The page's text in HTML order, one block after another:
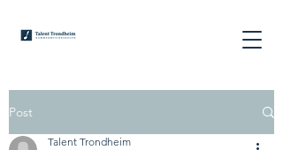
Post
Talent Trondheim